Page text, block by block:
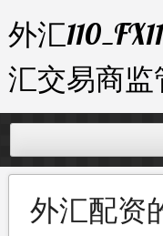
至
内
容
外汇
汇交易商监
外汇配资